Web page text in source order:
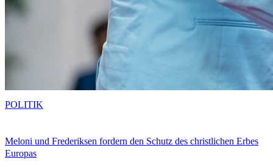
Meloni und Frederiksen fordern den Schutz des christlichen Erbes
Europas
POLITIK